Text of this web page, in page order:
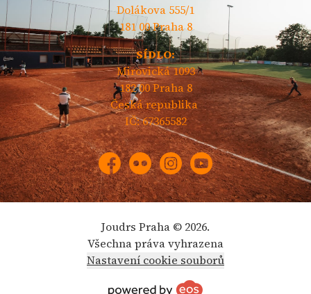
Dolákova 555/1
181 00 Praha 8
SÍDLO:
Mirovická 1093
182 00 Praha 8
Česká republika
IČ: 67365582
Facebook
FlickrInstagramYouTube
Joudrs Praha © 2026.
Všechna práva vyhrazena
Nastavení cookie souborů